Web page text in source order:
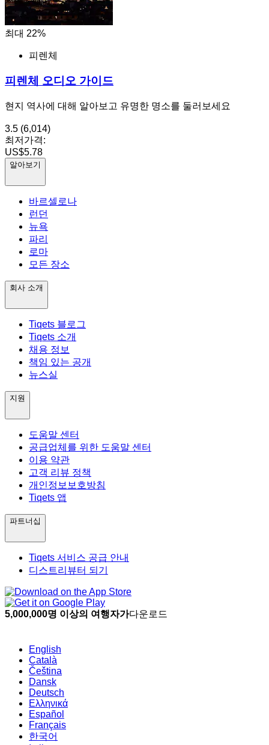
최대 22%
피렌체
피렌체 오디오 가이드
현지 역사에 대해 알아보고 유명한 명소를 둘러보세요
3.5 (6,014)
최저가격:
US$5.78
알아보기
바르셀로나
런던
뉴욕
파리
로마
모든 장소
회사 소개
Tiqets 블로그
Tiqets 소개
채용 정보
책임 있는 공개
뉴스실
지원
도움말 센터
공급업체를 위한 도움말 센터
이용 약관
고객 리뷰 정책
개인정보보호방침
Tiqets 앱
파트너십
Tiqets 서비스 공급 안내
디스트리뷰터 되기
5,000,000명 이상의 여행자가다운로드
English
Català
Čeština
Dansk
Deutsch
Ελληνικά
Español
Français
한국어